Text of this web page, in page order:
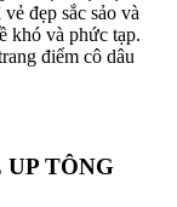
đẹp sắc sảo và
khó và phức tạp.
điểm cô dâu
TÔNG